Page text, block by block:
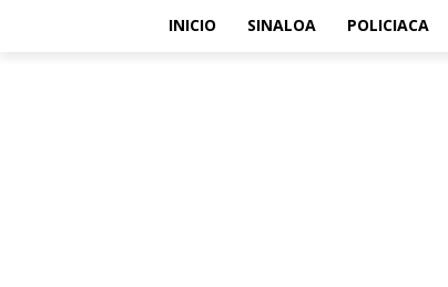
INICIO SINALOA POLICIACA